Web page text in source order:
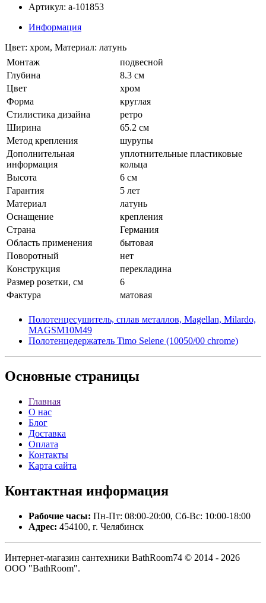
Артикул: a-101853
Информация
Цвет: хром, Материал: латунь
Монтаж
подвесной
Глубина
8.3 см
Цвет
хром
Форма
круглая
Стилистика дизайна
ретро
Ширина
65.2 см
Метод крепления
шурупы
Дополнительная
информация
уплотнительные пластиковые
кольца
Высота
6 см
Гарантия
5 лет
Материал
латунь
Оснащение
крепления
Страна
Германия
Область применения
бытовая
Поворотный
нет
Конструкция
перекладина
Размер розетки, см
6
Фактура
матовая
Полотенцесушитель, сплав металлов, Magellan, Milardo,
MAGSM10M49
Полотенцедержатель Timo Selene (10050/00 chrome)
Основные страницы
Главная
О нас
Блог
Доставка
Оплата
Контакты
Карта сайта
Контактная информация
Рабочие часы: Пн-Пт: 08:00-20:00, Сб-Вс: 10:00-18:00
Адрес: 454100, г. Челябинск
Интернет-магазин сантехники BathRoom74 © 2014 - 2026
ООО "BathRoom".